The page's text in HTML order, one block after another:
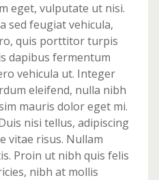
eget, vulputate ut nisi.
sed feugiat vehicula,
quis porttitor turpis
dapibus fermentum
vehicula ut. Integer
eleifend, nulla nibh
mauris dolor eget mi.
nisi tellus, adipiscing
vitae risus. Nullam
Proin ut nibh quis felis
nibh at mollis